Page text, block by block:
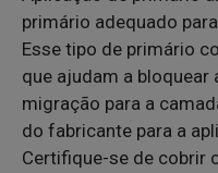
primário adequado
Esse tipo de primário
que ajudam a bloquear
migração para a
do fabricante para a
Certifique-se de cobrir